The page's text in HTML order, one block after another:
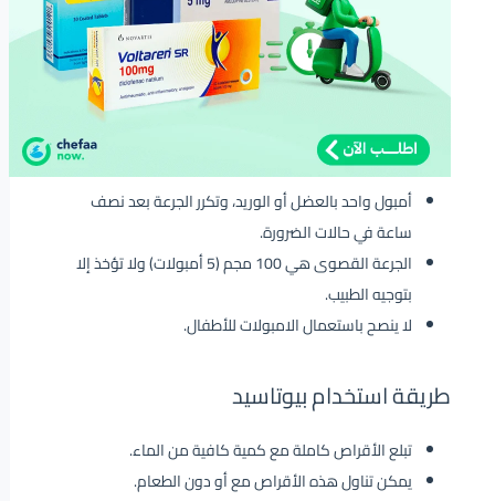
أمبول واحد بالعضل أو الوريد، وتكرر الجرعة بعد نصف
ساعة في حالات الضرورة.
الجرعة القصوى هي 100 مجم (5 أمبولات) ولا تؤخذ إلا
بتوجيه الطبيب.
لا ينصح باستعمال الامبولات للأطفال.
طريقة استخدام بيوتاسيد
تبلع الأقراص كاملة مع كمية كافية من الماء.
يمكن تناول هذه الأقراص مع أو دون الطعام.